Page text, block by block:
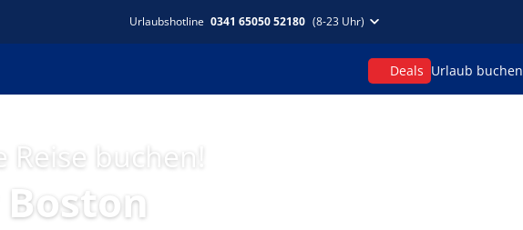
Urlaubshotline 0341 65050 52180 (8-23 Uhr)
Deals Urlaub buchen
Reise buchen!